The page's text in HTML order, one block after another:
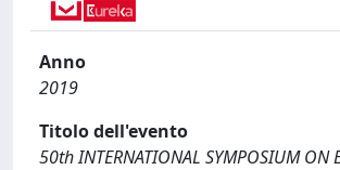
Anno
2019
Titolo dell'evento
50th INTERNATIONAL SYMPOSIUM ON